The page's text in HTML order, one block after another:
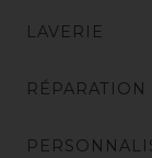
LAVERIE
RÉPARATION